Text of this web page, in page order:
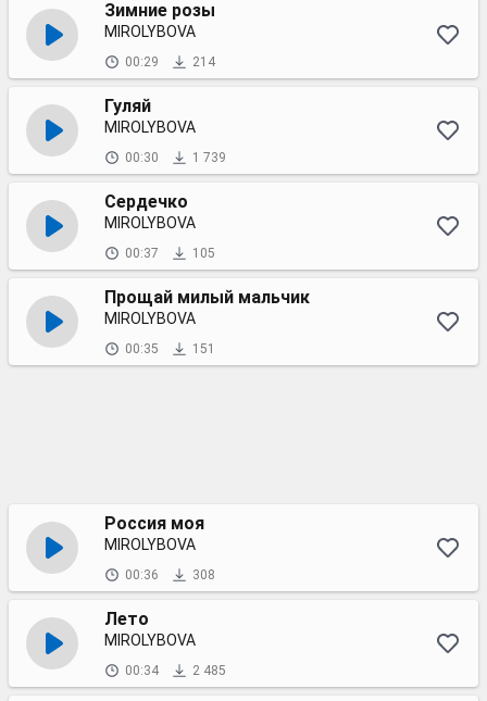
Зимние розы
MIROLYBOVA
00:29 214
Гуляй
MIROLYBOVA
00:30 1 739
Сердечко
MIROLYBOVA
00:37 105
Прощай милый мальчик
MIROLYBOVA
00:35 151
Россия моя
MIROLYBOVA
00:36 308
Лето
MIROLYBOVA
00:34 2 485